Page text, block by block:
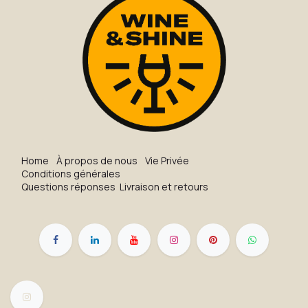
H​o​me À propos de nous
Vie Privée
Conditions générales
Questions réponses Livraison et retours